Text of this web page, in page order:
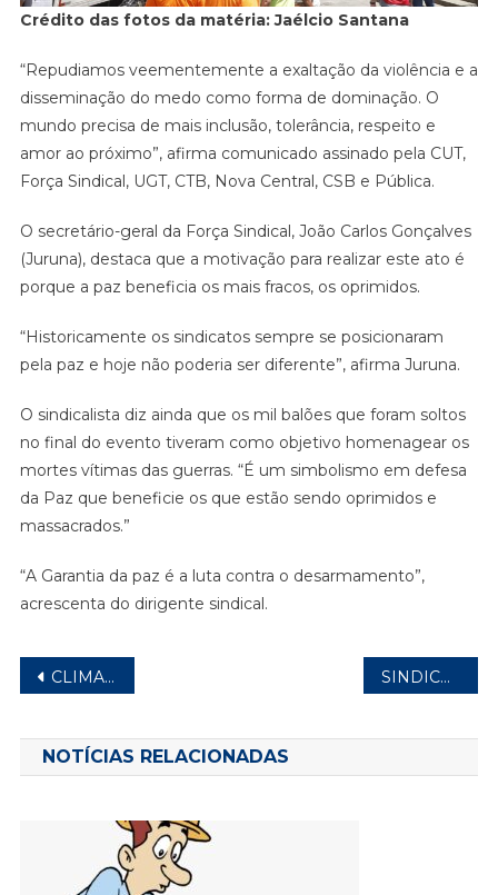
Crédito das fotos da matéria: Jaélcio Santana
“Repudiamos veementemente a exaltação da violência e a
disseminação do medo como forma de dominação. O
mundo precisa de mais inclusão, tolerância, respeito e
amor ao próximo”, afirma comunicado assinado pela CUT,
Força Sindical, UGT, CTB, Nova Central, CSB e Pública.
O secretário-geral da Força Sindical, João Carlos Gonçalves
(Juruna), destaca que a motivação para realizar este ato é
porque a paz beneficia os mais fracos, os oprimidos.
“Historicamente os sindicatos sempre se posicionaram
pela paz e hoje não poderia ser diferente”, afirma Juruna.
O sindicalista diz ainda que os mil balões que foram soltos
no final do evento tiveram como objetivo homenagear os
mortes vítimas das guerras. “É um simbolismo em defesa
da Paz que beneficie os que estão sendo oprimidos e
massacrados.”
“A Garantia da paz é a luta contra o desarmamento”,
acrescenta do dirigente sindical.
Navegação
Post
CLIMA DE EMOÇÃO MARCOU CHEGADA DE BRASILEIROS DA FAIXA DE GAZA SINDICATO CELEBRA A CONSCIÊNCIA NEGRA NESTE SÁBADO
NOTÍCIAS RELACIONADAS